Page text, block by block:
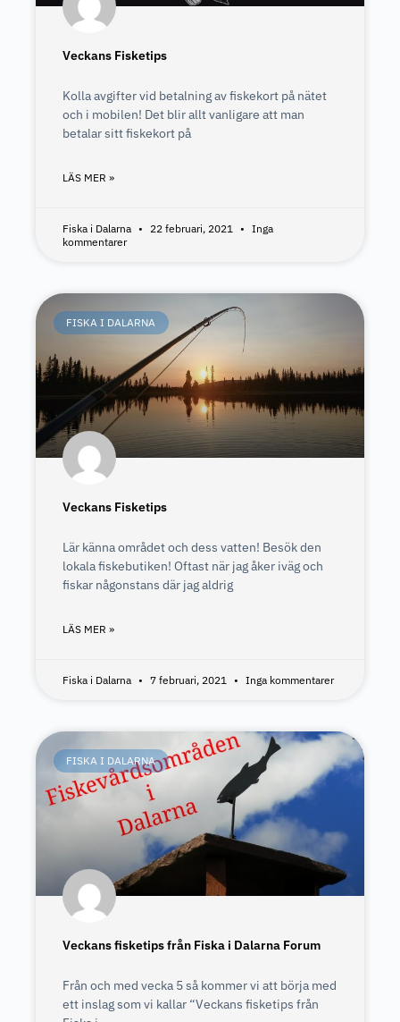
Veckans Fisketips
Kolla avgifter vid betalning av fiskekort på nätet
och i mobilen! Det blir allt vanligare att man
betalar sitt fiskekort på
LÄS MER »
Fiska i Dalarna 22 februari, 2021
Inga
kommentarer
FISKA I DALARNA
Veckans Fisketips
Lär känna området och dess vatten! Besök den
lokala fiskebutiken! Oftast när jag åker iväg och
fiskar någonstans där jag aldrig
LÄS MER »
Fiska i Dalarna 7 februari, 2021 Inga kommentarer
FISKA I DALARNA
Veckans fisketips från Fiska i Dalarna Forum
Från och med vecka 5 så kommer vi att börja med
ett inslag som vi kallar “Veckans fisketips från